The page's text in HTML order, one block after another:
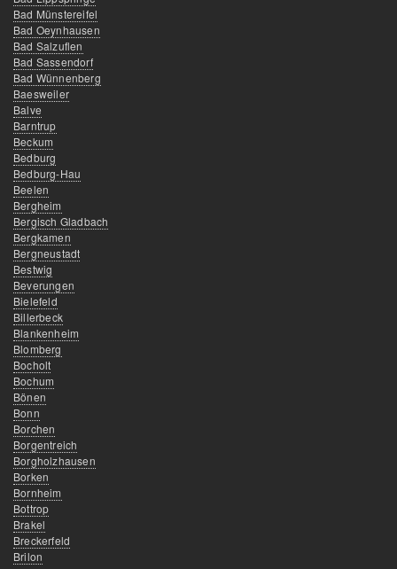
Bad Münstereifel
Bad Oeynhausen
Bad Salzuflen
Bad Sassendorf
Bad Wünnenberg
Baesweiler
Balve
Barntrup
Beckum
Bedburg
Bedburg-Hau
Beelen
Bergheim
Bergisch Gladbach
Bergkamen
Bergneustadt
Bestwig
Beverungen
Bielefeld
Billerbeck
Blankenheim
Blomberg
Bocholt
Bochum
Bönen
Bonn
Borchen
Borgentreich
Borgholzhausen
Borken
Bornheim
Bottrop
Brakel
Breckerfeld
Brilon